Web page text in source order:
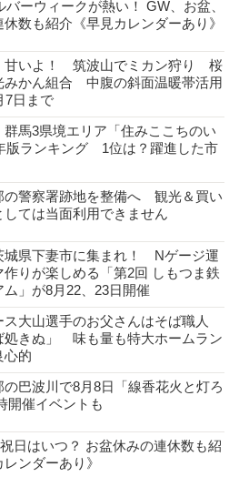
バーウィークが熱い！ GW、お盆、
数も紹介《早見カレンダーあり》
甘いよ！ 筑波山でミカン狩り 桜
みかん組合 中腹の斜面温暖帯活用
日まで
馬3県境エリア「住みここちのい
版ランキング 1位は？躍進した市
の警察署跡地を整備へ 観光＆買い
しては当面利用できません
城県下妻市に集まれ！ Nゲージ運
りが楽しめる「第2回 しもつま鉄
」が8月22、23日開催
ス大山選手のお父さんはそば職人
処きぬ」 味も量も特大ホームラン
心的
巴波川で8月8日「線香花火と灯ろ
開催イベントも
日はいつ？ お盆休みの連休数も紹
ンダーあり》